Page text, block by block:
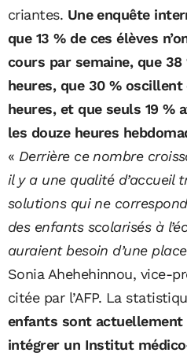
criantes. Une enquête
que 13 % de ces élèves
cours par semaine, que
heures, que 30 %
heures, et que seuls 19 %
les douze heures
« Derrière ce nombre
il y a une qualité d’accueil
solutions qui ne
des enfants scolarisés à
auraient besoin d’une
Sonia Ahehehinnou, vice-
citée par l’AFP. La
enfants sont actuellement
intégrer un Institut